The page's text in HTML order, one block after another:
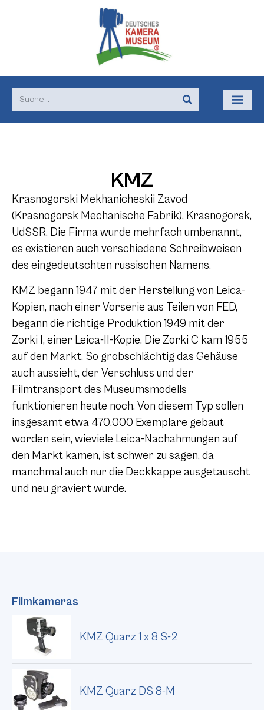
KMZ
Krasnogorski Mekhanicheskii Zavod
(Krasnogorsk Mechanische Fabrik), Krasnogorsk,
UdSSR. Die Firma wurde mehrfach umbenannt,
es existieren auch verschiedene Schreibweisen
des eingedeutschten russischen Namens.
KMZ begann 1947 mit der Herstellung von Leica-
Kopien, nach einer Vorserie aus Teilen von FED,
begann die richtige Produktion 1949 mit der
Zorki I, einer Leica-II-Kopie. Die Zorki C kam 1955
auf den Markt. So grobschlächtig das Gehäuse
auch aussieht, der Verschluss und der
Filmtransport des Museumsmodells
funktionieren heute noch. Von diesem Typ sollen
insgesamt etwa 470.000 Exemplare gebaut
worden sein, wieviele Leica-Nachahmungen auf
den Markt kamen, ist schwer zu sagen, da
manchmal auch nur die Deckkappe ausgetauscht
und neu graviert wurde.
Filmkameras
KMZ Quarz 1 x 8 S-2
KMZ Quarz DS 8-M